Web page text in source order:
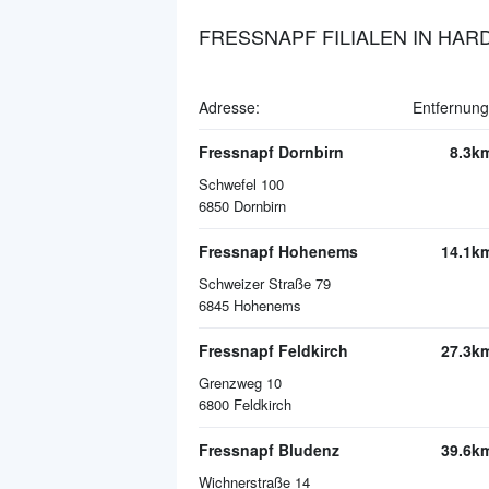
FRESSNAPF FILIALEN IN
Adresse:
Fressnapf Dornbirn
Schwefel 100
6850 Dornbirn
Fressnapf Hohenems
Schweizer Straße 79
6845 Hohenems
Fressnapf Feldkirch
Grenzweg 10
6800 Feldkirch
Fressnapf Bludenz
Wichnerstraße 14